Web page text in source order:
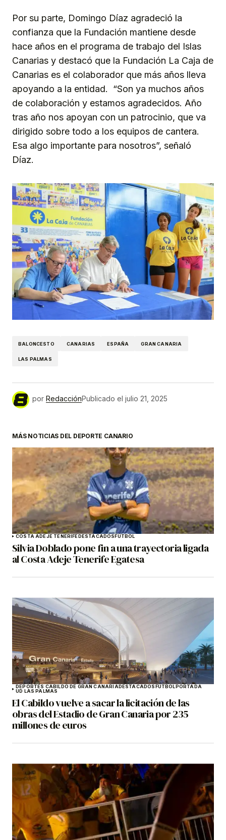
Por su parte, Domingo Díaz agradeció la
confianza que la Fundación mantiene desde
hace años en el programa de trabajo del Islas
Canarias y destacó que la Fundación La Caja de
Canarias es el colaborador que más años lleva
apoyando a la entidad. “Son ya muchos años
de colaboración y estamos agradecidos. Año
tras año nos apoyan con un patrocinio, que va
dirigido sobre todo a los equipos de cantera.
Esa algo importante para nosotros”, señaló
Díaz.
BALONCESTO CANARIAS ESPAÑA GRAN CANARIA
LAS PALMAS
por RedacciónPublicado el julio 21, 2025
MÁS NOTICIAS DEL DEPORTE CANARIO
COSTA ADEJE TENERIFEDESTACADOSFÚTBOL
Silvia Doblado pone fin a una trayectoria ligada
al Costa Adeje Tenerife Egatesa
DEPORTES CABILDO DE GRAN CANARIADESTACADOSFÚTBOLPORTADA
UD LAS PALMAS
El Cabildo vuelve a sacar la licitación de las
obras del Estadio de Gran Canaria por 235
millones de euros